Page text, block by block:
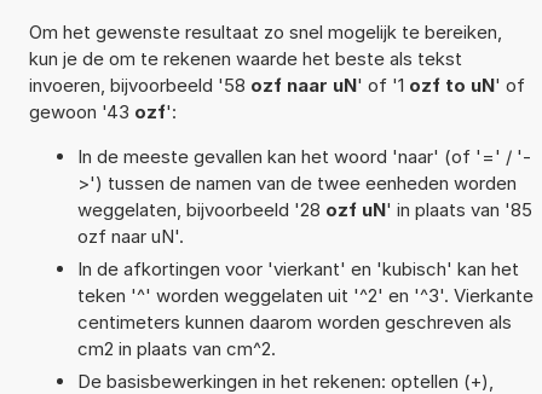
Om het gewenste resultaat zo snel mogelijk te bereiken,
kun je de om te rekenen waarde het beste als tekst
invoeren, bijvoorbeeld '58 ozf naar uN' of '1 ozf to uN' of
gewoon '43 ozf':
In de meeste gevallen kan het woord 'naar' (of '=' / '-
>') tussen de namen van de twee eenheden worden
weggelaten, bijvoorbeeld '28 ozf uN' in plaats van '85
ozf naar uN'.
In de afkortingen voor 'vierkant' en 'kubisch' kan het
teken '^' worden weggelaten uit '^2' en '^3'. Vierkante
centimeters kunnen daarom worden geschreven als
cm2 in plaats van cm^2.
De basisbewerkingen in het rekenen: optellen (+),